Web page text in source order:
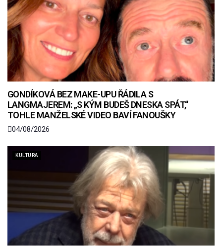
GONDÍKOVÁ BEZ MAKE-UPU ŘÁDILA S
LANGMAJEREM: „S KÝM BUDEŠ DNESKA SPÁT,“
TOHLE MANŽELSKÉ VIDEO BAVÍ FANOUŠKY
04/08/2026
KULTURA